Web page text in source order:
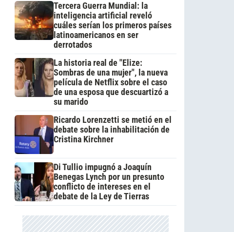
Tercera Guerra Mundial: la
inteligencia artificial reveló
cuáles serían los primeros países
latinoamericanos en ser
derrotados
La historia real de "Elize:
Sombras de una mujer", la nueva
película de Netflix sobre el caso
de una esposa que descuartizó a
su marido
Ricardo Lorenzetti se metió en el
debate sobre la inhabilitación de
Cristina Kirchner
Di Tullio impugnó a Joaquín
Benegas Lynch por un presunto
conflicto de intereses en el
debate de la Ley de Tierras